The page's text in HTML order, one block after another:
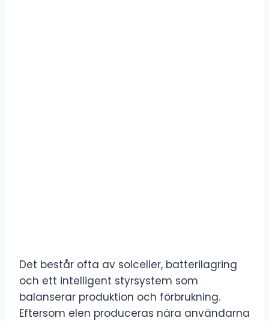
Det består ofta av solceller, batterilagring
och ett intelligent styrsystem som
balanserar produktion och förbrukning.
Eftersom elen produceras nära användarna